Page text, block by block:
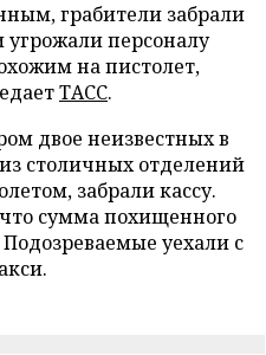
грабители забрали
угрожали персоналу
на пистолет,
ТАСС.
двое неизвестных в
столичных отделений
забрали кассу.
сумма похищенного
уехали с